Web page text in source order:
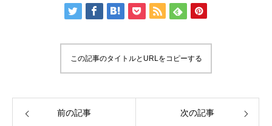
この記事のタイトルとURLをコピーする
前の記事 次の記事